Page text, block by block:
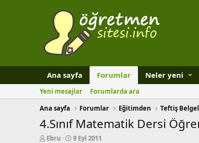
Ana sayfa Forumlar Neler yeni
Yeni mesajlar
Forumlarda ara
Ana sayfa
Forumlar Eğitimden Teftiş
4.Sınıf Matematik Dersi
K
Ebru
B
9 Eyl 2011